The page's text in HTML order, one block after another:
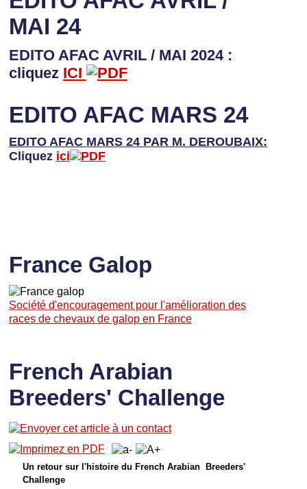
MAI 24
EDITO AFAC AVRIL / MAI 2024 :
cliquez ICI
EDITO AFAC MARS 24
EDITO AFAC MARS 24 PAR M. DEROUBAIX:
Cliquez ici
France Galop
Société d'encouragement pour l'amélioration des
races de chevaux de galop en France
French Arabian
Breeders' Challenge
Un retour sur l'histoire du French Arabian Breeders'
Challenge